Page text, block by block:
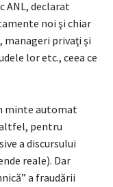
ANL, declarat
noi şi chiar
manageri privaţi şi
lor etc., ceea ce
minte automat
pentru
a discursului
reale). Dar
a fraudării